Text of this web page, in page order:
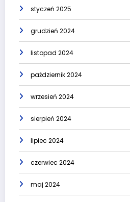
styczeń 2025
grudzień 2024
listopad 2024
październik 2024
wrzesień 2024
sierpień 2024
lipiec 2024
czerwiec 2024
maj 2024